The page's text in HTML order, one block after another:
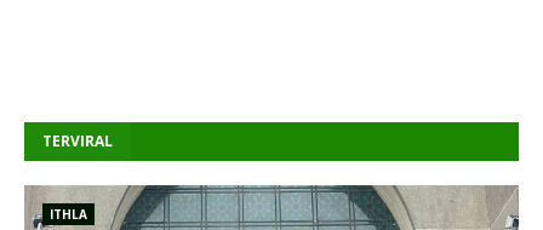
TERVIRAL
ITHLA